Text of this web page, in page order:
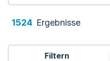
1524 Ergebnisse
Filtern